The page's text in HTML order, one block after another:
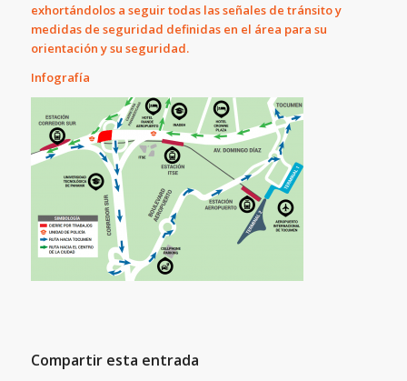
exhortándolos a seguir todas las señales de tránsito y
medidas de seguridad definidas en el área para su
orientación y su seguridad.
Infografía
Compartir esta entrada